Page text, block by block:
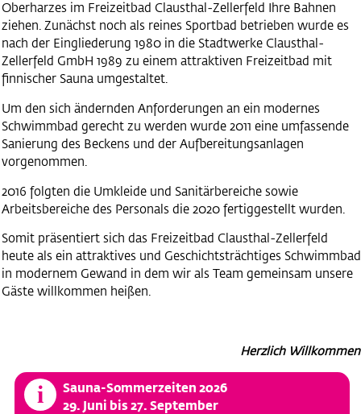
Oberharzes im Freizeitbad Clausthal-Zellerfeld Ihre Bahnen
ziehen. Zunächst noch als reines Sportbad betrieben wurde es
nach der Eingliederung 1980 in die Stadtwerke Clausthal-
Zellerfeld GmbH 1989 zu einem attraktiven Freizeitbad mit
finnischer Sauna umgestaltet.
Um den sich ändernden Anforderungen an ein modernes
Schwimmbad gerecht zu werden wurde 2011 eine umfassende
Sanierung des Beckens und der Aufbereitungsanlagen
vorgenommen.
2016 folgten die Umkleide und Sanitärbereiche sowie
Arbeitsbereiche des Personals die 2020 fertiggestellt wurden.
Somit präsentiert sich das Freizeitbad Clausthal-Zellerfeld
heute als ein attraktives und Geschichtsträchtiges Schwimmbad
in modernem Gewand in dem wir als Team gemeinsam unsere
Gäste willkommen heißen.
Herzlich
i
Sauna-Sommerzeiten 2026
29. Juni bis 27. September